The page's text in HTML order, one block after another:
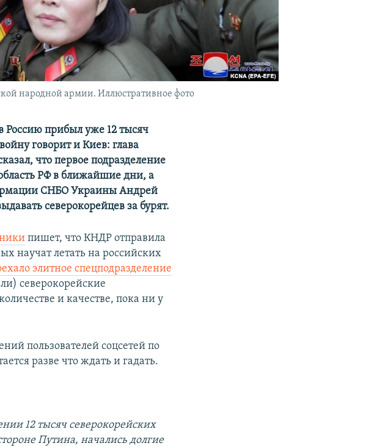
народной армии. Иллюстративное фото
прибыл уже 12 тысяч
говорит и Киев: глава
что первое подразделение
РФ в ближайшие дни, а
СНБО Украины Андрей
северокорейцев за бурят.
пишет, что КНДР отправила
научат летать на российских
элитное спецподразделение
северокорейские
и качестве, пока ни у
пользователей соцсетей по
разве что ждать и гадать.
12 тысяч северокорейских
Путина, начались долгие